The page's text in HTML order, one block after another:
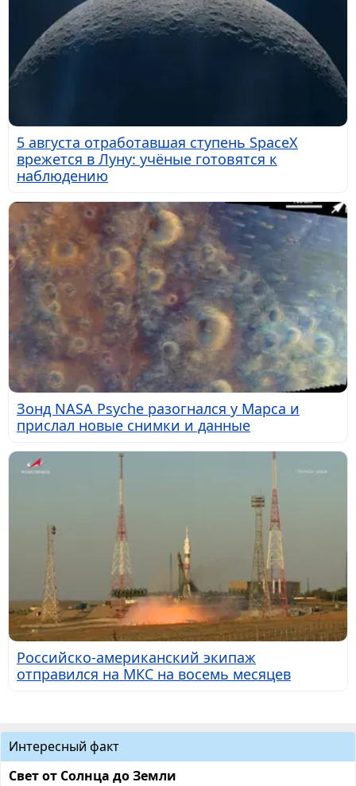
5 августа отработавшая ступень SpaceX
врежется в Луну: учёные готовятся к
наблюдению
Зонд NASA Psyche разогнался у Марса и
прислал новые снимки и данные
Российско-американский экипаж
отправился на МКС на восемь месяцев
Интересный факт
Свет от Солнца до Земли